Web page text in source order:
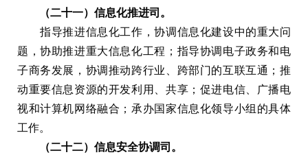
（二十一）信息化推进司。
指导推进信息化工作，协调信息化建设中的重大问
题，协助推进重大信息化工程；指导协调电子政务和电
子商务发展，协调推动跨行业、跨部门的互联互通；推
动重要信息资源的开发利用、共享；促进电信、广播电
视和计算机网络融合；承办国家信息化领导小组的具体
工作。
（二十二）信息安全协调司。